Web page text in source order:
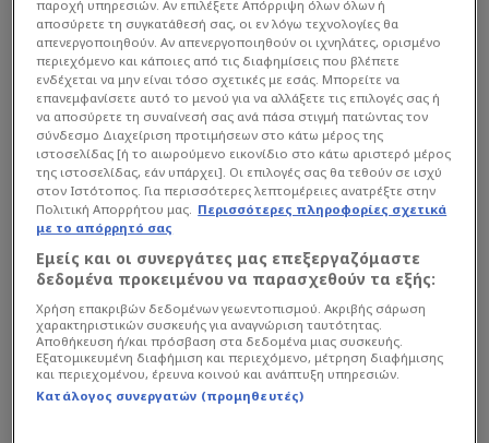
εκπομπές της καθημερινής ροής, όπως αυτές του
Γιώργου Λιάγκα και του Πέτρου Κουσουλού. Οι
προβολές ξεκίνησαν από τις 09:00, συνεχίστηκαν
το μεσημέρι και επανήλθαν στην prime time.
Διαβάστε επίσης...
Το κοινό γύρισε την πλάτη
σε εκπομπή που
πλασαρίστηκε ως η
απόλυτη επιτυχία
Παρά την υπερπροβολή, η επιλογή φαίνεται πως
απέδωσε. Η πρωινή μετάδοση σημείωσε υψηλά
ποσοστά τηλεθέασης, ενώ και οι υπόλοιπες ζώνες
παροχή υπηρεσιών. Αν επιλέξετε Απόρριψη όλων όλων ή
αποσύρετε τη συγκατάθεσή σας, οι εν λόγω τεχνολογίες θα
απενεργοποιηθούν. Αν απενεργοποιηθούν οι ιχνηλάτες, ορισμένο
περιεχόμενο και κάποιες από τις διαφημίσεις που βλέπετε
ενδέχεται να μην είναι τόσο σχετικές με εσάς. Μπορείτε να
επανεμφανίσετε αυτό το μενού για να αλλάξετε τις επιλογές σας ή
να αποσύρετε τη συναίνεσή σας ανά πάσα στιγμή πατώντας τον
σύνδεσμο Διαχείριση προτιμήσεων στο κάτω μέρος της
ιστοσελίδας [ή το αιωρούμενο εικονίδιο στο κάτω αριστερό μέρος
της ιστοσελίδας, εάν υπάρχει]. Οι επιλογές σας θα τεθούν σε ισχύ
στον Ιστότοπος. Για περισσότερες λεπτομέρειες ανατρέξτε στην
Πολιτική Απορρήτου μας. Περισσότερες πληροφορίες σχετικά
με το απόρρητό σας
Εμείς και οι συνεργάτες μας επεξεργαζόμαστε
δεδομένα προκειμένου να παρασχεθούν τα εξής:
Χρήση επακριβών δεδομένων γεωεντοπισμού. Ακριβής σάρωση
χαρακτηριστικών συσκευής για αναγνώριση ταυτότητας.
Αποθήκευση ή/και πρόσβαση στα δεδομένα μιας συσκευής.
Εξατομικευμένη διαφήμιση και περιεχόμενο, μέτρηση διαφήμισης
και περιεχομένου, έρευνα κοινού και ανάπτυξη υπηρεσιών.
Κατάλογος συνεργατών (προμηθευτές)